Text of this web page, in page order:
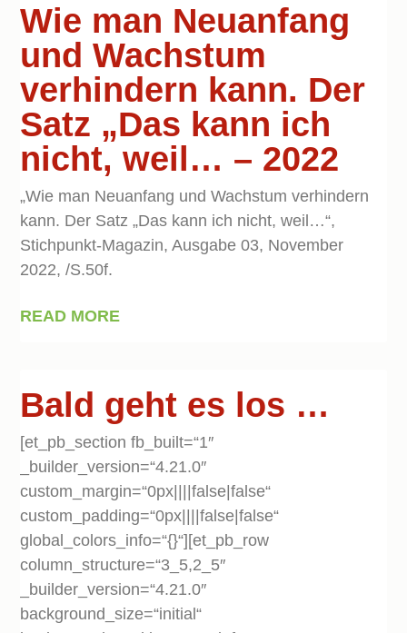
Wie man Neuanfang
und Wachstum
verhindern kann. Der
Satz „Das kann ich
nicht, weil… – 2022
„Wie man Neuanfang und Wachstum verhindern
kann. Der Satz „Das kann ich nicht, weil…“,
Stichpunkt-Magazin, Ausgabe 03, November
2022, /S.50f.
READ MORE
Bald geht es los …
[et_pb_section fb_built=“1″
_builder_version=“4.21.0″
custom_margin=“0px||||false|false“
custom_padding=“0px||||false|false“
global_colors_info=“{}“][et_pb_row
column_structure=“3_5,2_5″
_builder_version=“4.21.0″
background_size=“initial“